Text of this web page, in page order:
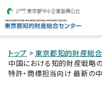
トップ > 東京都知的財産総
中国における知的財産戦略
特許・商標担当向け 最新の